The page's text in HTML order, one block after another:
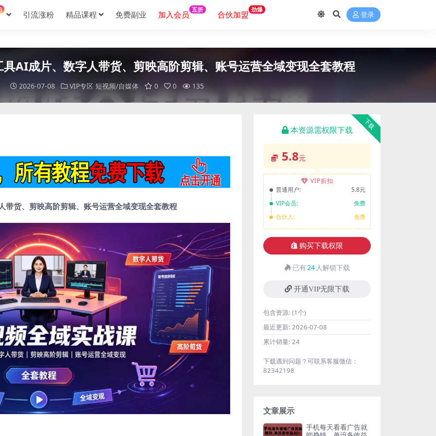
引流涨粉 精品课程 免费副业 加入会员 五折 合伙加盟 劲爆
登录
AI成片、数字人带货、剪映高阶剪辑、账号运营全域变现全套教程
2026-07-08 VIP专区 短视频/自媒体 0 0 135
货、剪映高阶剪辑、账号运营全域变现全套教程
下载
本资源需权限下载
5.8元
VIP折扣
普通用户:
5.8元
VIP会员:
免费
合伙人:
免费
购买下载权限
已有24 人解锁下载
开通VIP无限下载
包含资源: (1个)
最近更新: 2026-07-08
累计销量: 24
下载遇到问题？可联系客服微信：
82342198
文章展示
手机每天看看广告就